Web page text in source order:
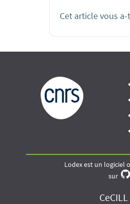
Cet article vous
Lodex est un logiciel
sur